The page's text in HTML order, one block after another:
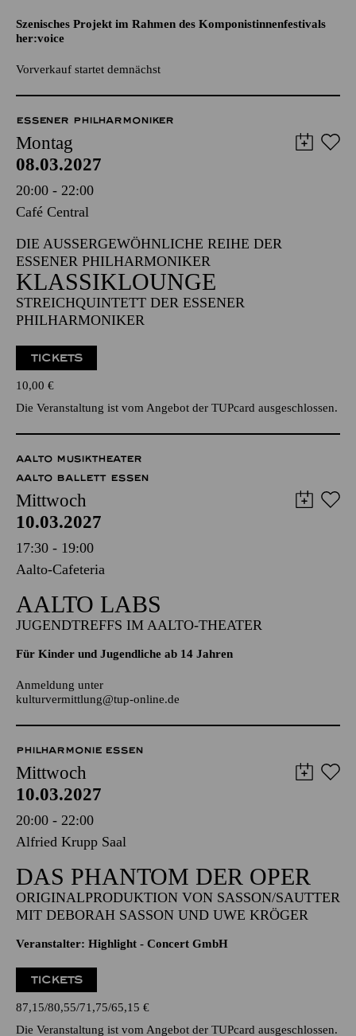
SUSANNA, JUDITH AND THE
UGLY BASTARDS
Szenisches Projekt im Rahmen des Komponistinnenfestivals
Vorverkauf startet demnächst
ESSENER PHILHARMONIKER
Montag
08.03.2027
20:00 - 22:00
Café Central
DIE AUSSERGEWÖHNLICHE REIHE DER E
SSENER PHILHARMONIKER
KLASSIKLOUNGE
STREICHQUINTETT DER ESSENER
PHILHARMONIKER
TICKETS
10,00€
Die Veranstaltung ist vom Angebot der TUPcard ausgeschlossen.
AALTO MUSIKTHEATER
AALTO BALLETT ESSEN
Mittwoch
10.03.2027
17:30 - 19:00
Aalto-Cafeteria
AALTO LABS
Für Kinder und Jugendliche ab 14 Jahren
kulturvermittlung@tup-online.de
PHILHARMONIE ESSEN
Mittwoch
10.03.2027
20:00 - 22:00
Alfried Krupp Saal
DAS PHANTOM DER OPER
ORIGINALPRODUKTION VON SASSON/SAUTTER
MIT DEBORAH SASSON UND UWE KRÖGER
Veranstalter: Highlight - Concert GmbH
TICKETS